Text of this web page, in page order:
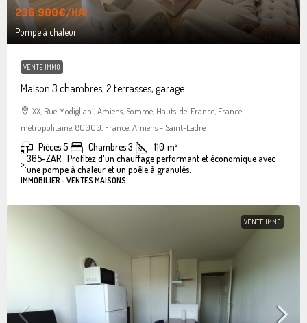
236.900€/HAI
Pompe à chaleur
VENTE IMMO
Maison 3 chambres, 2 terrasses, garage
XX, Rue Modigliani, Amiens, Somme, Hauts-de-France, France
métropolitaine, 80000, France, Amiens - Saint-Ladre
Pièces:5 Chambres:3 110 m²
>:365-ZAR : Profitez d'un chauffage performant et économique avec
une pompe à chaleur et un poêle à granulés.
IMMOBILIER - VENTES MAISONS
VENTE IMMO